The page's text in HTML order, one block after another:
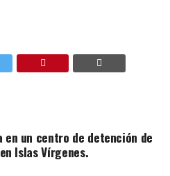
un centro de detención de
Islas Vírgenes.